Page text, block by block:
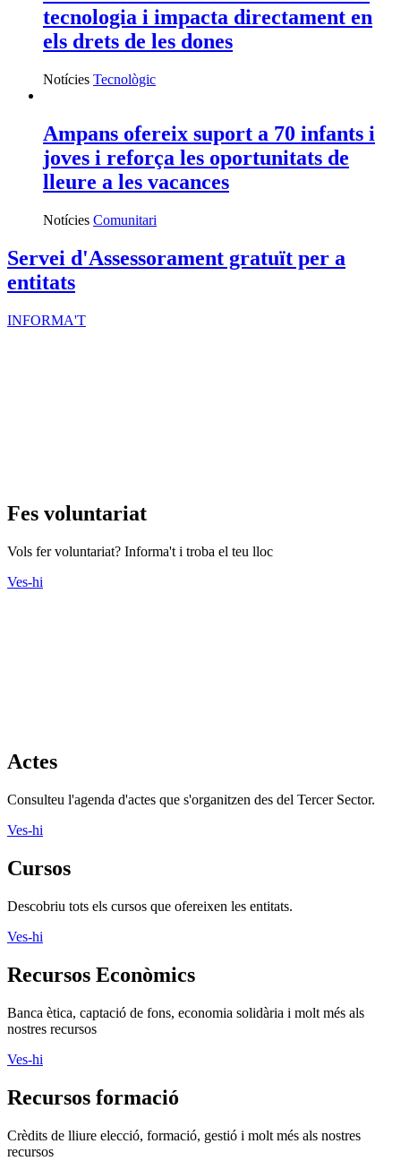
tecnologia i impacta directament en
els drets de les dones
Notícies Tecnològic
Ampans ofereix suport a 70 infants i
joves i reforça les oportunitats de
lleure a les vacances
Notícies Comunitari
Servei d'Assessorament gratuït per a
entitats
INFORMA'T
Fes voluntariat
Vols fer voluntariat? Informa't i troba el teu lloc
Ves-hi
Actes
Consulteu l'agenda d'actes que s'organitzen des del Tercer Sector.
Ves-hi
Cursos
Descobriu tots els cursos que ofereixen les entitats.
Ves-hi
Recursos Econòmics
Banca ètica, captació de fons, economia solidària i molt més als
nostres recursos
Ves-hi
Recursos formació
Crèdits de lliure elecció, formació, gestió i molt més als nostres
recursos